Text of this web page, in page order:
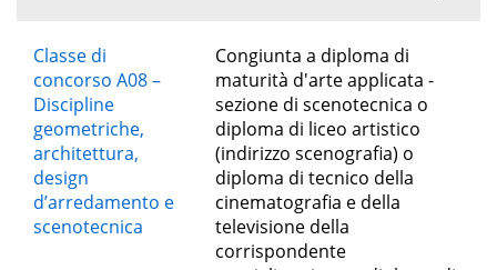
Classe di
concorso A08 –
Discipline
geometriche,
architettura,
design
d’arredamento e
scenotecnica
Congiunta a diploma di
maturità d'arte applicata -
sezione di scenotecnica o
diploma di liceo artistico
(indirizzo scenografia) o
diploma di tecnico della
cinematografia e della
televisione della
corrispondente